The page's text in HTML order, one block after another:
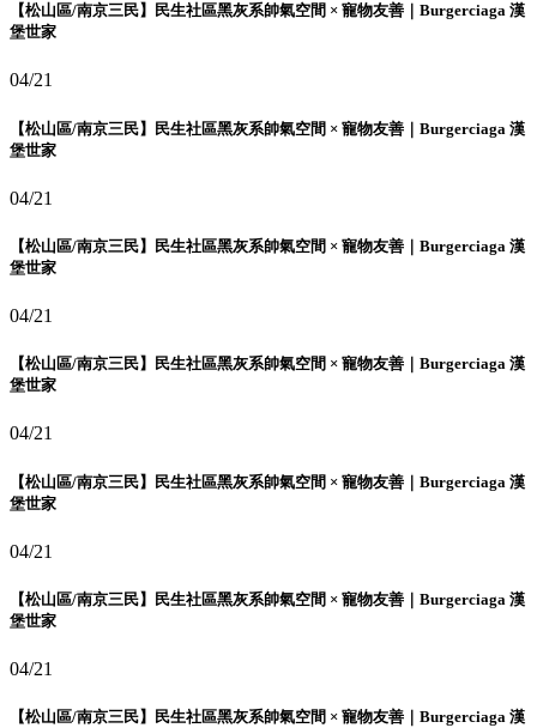
【松山區/南京三民】民生社區黑灰系帥氣空間 × 寵物友善｜Burgerciaga 漢
堡世家
04/21
【松山區/南京三民】民生社區黑灰系帥氣空間 × 寵物友善｜Burgerciaga 漢
堡世家
04/21
【松山區/南京三民】民生社區黑灰系帥氣空間 × 寵物友善｜Burgerciaga 漢
堡世家
04/21
【松山區/南京三民】民生社區黑灰系帥氣空間 × 寵物友善｜Burgerciaga 漢
堡世家
04/21
【松山區/南京三民】民生社區黑灰系帥氣空間 × 寵物友善｜Burgerciaga 漢
堡世家
04/21
【松山區/南京三民】民生社區黑灰系帥氣空間 × 寵物友善｜Burgerciaga 漢
堡世家
04/21
【松山區/南京三民】民生社區黑灰系帥氣空間 × 寵物友善｜Burgerciaga 漢